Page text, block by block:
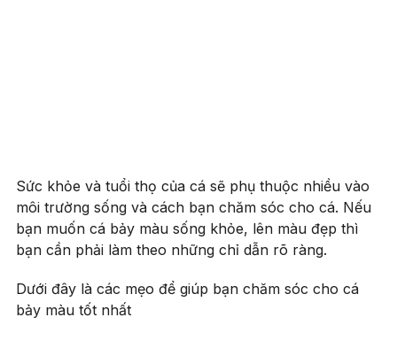
Sức khỏe và tuổi thọ của cá sẽ phụ thuộc nhiều vào
môi trường sống và cách bạn chăm sóc cho cá. Nếu
bạn muốn cá bảy màu sống khỏe, lên màu đẹp thì
bạn cần phải làm theo những chỉ dẫn rõ ràng.
Dưới đây là các mẹo để giúp bạn chăm sóc cho cá
bảy màu tốt nhất